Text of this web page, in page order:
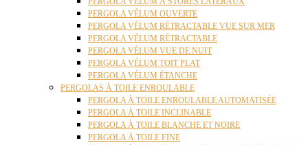
PERGOLA VÉLUM OUVERTE
PERGOLA VÉLUM RÉTRACTABLE VUE SUR MER
PERGOLA VÉLUM RÉTRACTABLE
PERGOLA VÉLUM VUE DE NUIT
PERGOLA VÉLUM TOIT PLAT
PERGOLA VÉLUM ÉTANCHE
PERGOLAS À TOILE ENROULABLE
PERGOLA À TOILE ENROULABLE AUTOMATISÉE
PERGOLA À TOILE INCLINABLE
PERGOLA À TOILE BLANCHE ET NOIRE
PERGOLA À TOILE FINE